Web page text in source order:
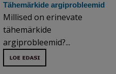
Tähemärkide argiprobleemid
Millised on erinevate
tähemärkide
argiprobleemid?...